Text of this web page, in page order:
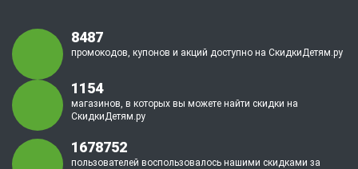
8487
промокодов, купонов и акций доступно на СкидкиДетям.ру
1154
магазинов, в которых вы можете найти скидки на
СкидкиДетям.ру
1678752
пользователей воспользовалось нашими скидками за